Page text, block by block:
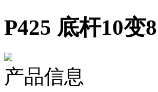
P425 底杆10变8
产品信息